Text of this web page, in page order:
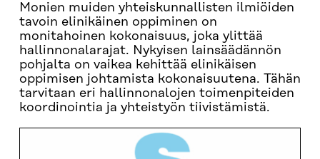
Monien muiden yhteiskunnallisten ilmiöiden
tavoin elinikäinen oppiminen on
monitahoinen kokonaisuus, joka ylittää
hallinnonalarajat. Nykyisen lainsäädännön
pohjalta on vaikea kehittää elinikäisen
oppimisen johtamista kokonaisuutena. Tähän
tarvitaan eri hallinnonalojen toimenpiteiden
koordinointia ja yhteistyön tiivistämistä.